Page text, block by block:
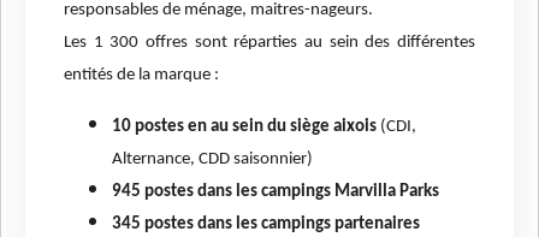
responsables de ménage, maitres-nageurs.
Les 1 300 offres sont réparties au sein des différentes
entités de la marque :
10 postes en au sein du siège aixois (CDI,
Alternance, CDD saisonnier)
945 postes dans les campings Marvilla Parks
345 postes dans les campings partenaires